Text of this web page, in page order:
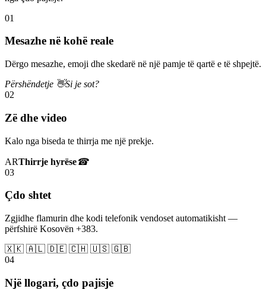
01
Mesazhe në kohë reale
Dërgo mesazhe, emoji dhe skedarë në një pamje të qartë e të shpejtë.
Përshëndetje 👋Si je sot?
02
Zë dhe video
Kalo nga biseda te thirrja me një prekje.
ARThirrje hyrëse☎
03
Çdo shtet
Zgjidhe flamurin dhe kodi telefonik vendoset automatikisht —
përfshirë Kosovën +383.
🇽🇰 🇦🇱 🇩🇪 🇨🇭 🇺🇸 🇬🇧
04
Një llogari, çdo pajisje